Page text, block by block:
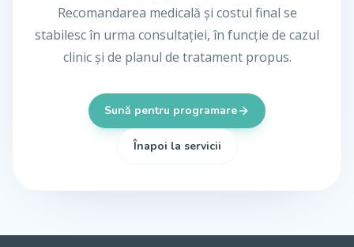
Recomandarea medicală și costul final se
stabilesc în urma consultației, în funcție de cazul
clinic și de planul de tratament propus.
Sună pentru programare
Înapoi la servicii